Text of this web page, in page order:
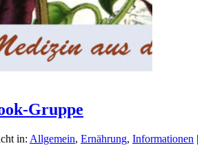
Gruppe
in: Allgemein, Ernährung, Informationen |